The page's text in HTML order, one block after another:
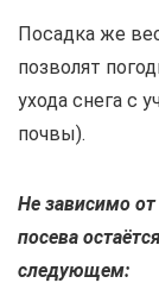
Посадка же
позволят
ухода снега с
почвы).
Не зависимо от
посева
следующем: